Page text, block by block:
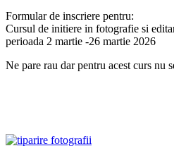
Formular de inscriere pentru:
Cursul de initiere in fotografie si
perioada 2 martie -26 martie 2026
Ne pare rau dar pentru acest curs nu